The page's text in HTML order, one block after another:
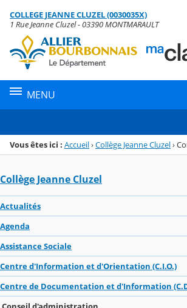
Menu de la rubrique
Contenu
COLLEGE JEANNE CLUZEL (0030035X)
1 Rue Jeanne Cluzel - 03390 MONTMARAULT
MENU
Vous êtes ici : Accueil›Collège Jeanne Cluzel›
Collège Jeanne Cluzel
Actualités
Agenda
Assistance Sociale
Centre d'Information et d'Orientation (C.I.O.)
Centre de Documentation et d'Information